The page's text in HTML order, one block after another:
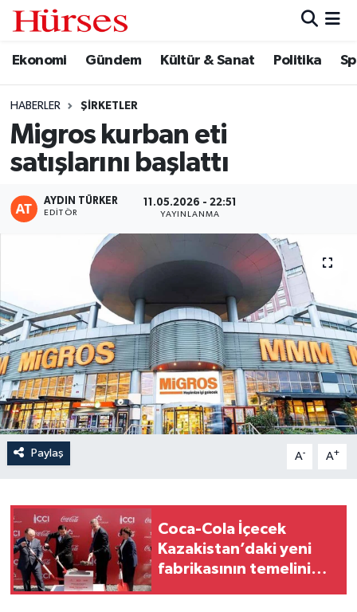
Ekonomi Gündem Kültür & Sanat Politika
HABERLER ŞIRKETLER
Migros kurban eti
satışlarını başlattı
AYDIN TÜRKER
EDITÖR
11.05.2026 - 22:51
YAYINLANMA
Paylaş A- A+
Coca-Cola İçecek
Kazakistan’daki yeni
fabrikasının temelini
Ekonomi
Gündem
Kültür & Sanat
Hava Durumu
Trafik Durumu
Süper Lig Puan Durumu ve Fikstür
Haber Arşivi